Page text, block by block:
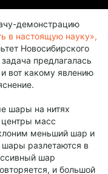
демонстрацию
в настоящую науку»,
Новосибирского
предлагалась
вот какому явлению
шары на нитях
центры масс
меньший шар и
шары разлетаются в
шар
и большой